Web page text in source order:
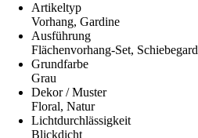
Artikeltyp
Vorhang, Gardine
Ausführung
Flächenvorhang-Set,
Grundfarbe
Grau
Dekor / Muster
Floral, Natur
Lichtdurchlässigkeit
Blickdicht